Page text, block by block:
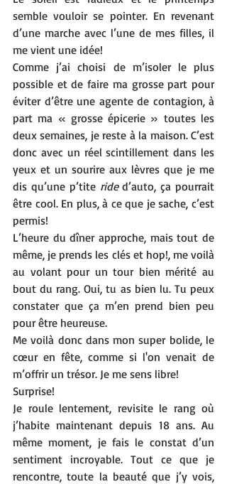
semble vouloir se pointer. En revenant
d’une marche avec l’une de mes filles, il
me vient une idée!
Comme j’ai choisi de m’isoler le plus
possible et de faire ma grosse part pour
éviter d’être une agente de contagion, à
part ma « grosse épicerie » toutes les
deux semaines, je reste à la maison. C’est
donc avec un réel scintillement dans les
yeux et un sourire aux lèvres que je me
dis qu’une p’tite ride d’auto, ça pourrait
être cool. En plus, à ce que je sache, c’est
permis!
L’heure du dîner approche, mais tout de
même, je prends les clés et hop!, me voilà
au volant pour un tour bien mérité au
bout du rang. Oui, tu as bien lu. Tu peux
constater que ça m’en prend bien peu
pour être heureuse.
Me voilà donc dans mon super bolide, le
cœur en fête, comme si l'on venait de
m’offrir un trésor. Je me sens libre!
Surprise!
Je roule lentement, revisite le rang où
j’habite maintenant depuis 18 ans. Au
même moment, je fais le constat d’un
sentiment incroyable. Tout ce que je
rencontre, toute la beauté que j’y vois,